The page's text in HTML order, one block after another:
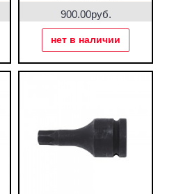
900.00руб.
нет в наличии